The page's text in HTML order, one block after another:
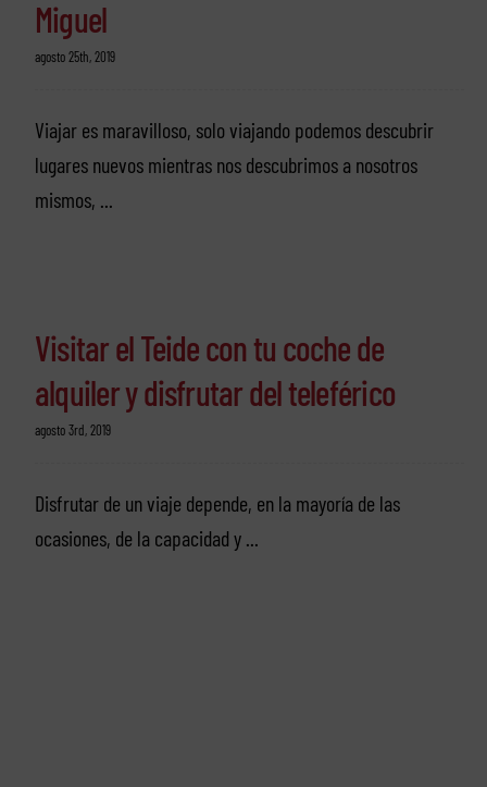
Miguel
agosto 25th, 2019
Viajar es maravilloso, solo viajando podemos descubrir
lugares nuevos mientras nos descubrimos a nosotros
mismos, ...
Visitar el Teide con tu coche de
alquiler y disfrutar del teleférico
agosto 3rd, 2019
Disfrutar de un viaje depende, en la mayoría de las
ocasiones, de la capacidad y ...